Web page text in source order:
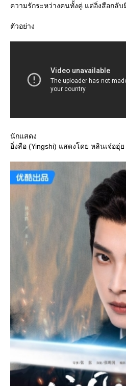
ความรักระหว่างคนทั้งคู่ แต่อิ่งสือกลับ
ตัวอย่าง
นักแสดง
อิ่งสือ (Yingshi) แสดงโดย หลินเจ๋อฮุ่